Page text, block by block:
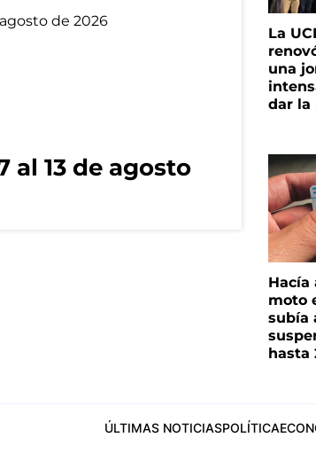
al 13 de agosto
La
una
dar la
Hacía
moto
subía
hasta
ÚLTIMAS NOTICIASPOLÍTICA